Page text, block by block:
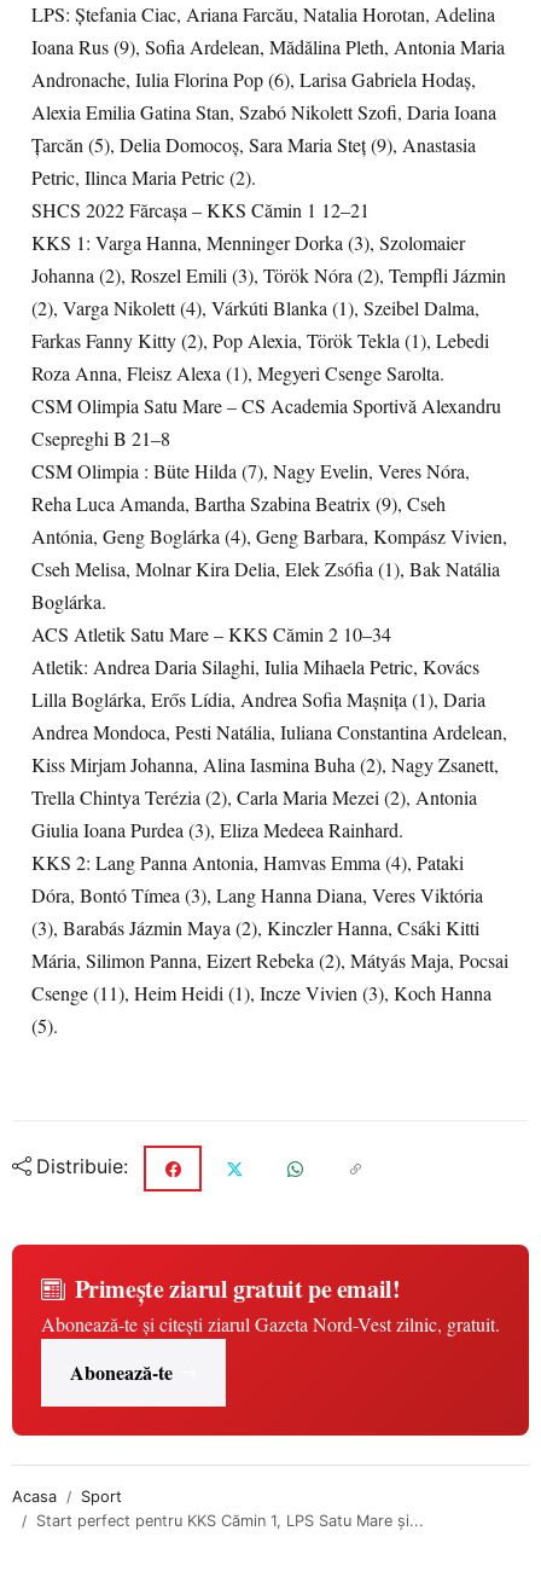
LPS: Ștefania Ciac, Ariana Farcău, Natalia Horotan, Adelina
Ioana Rus (9), Sofia Ardelean, Mădălina Pleth, Antonia Maria
Andronache, Iulia Florina Pop (6), Larisa Gabriela Hodaș,
Alexia Emilia Gatina Stan, Szabó Nikolett Szofi, Daria Ioana
Țarcăn (5), Delia Domocoș, Sara Maria Steț (9), Anastasia
Petric, Ilinca Maria Petric (2).
SHCS 2022 Fărcașa – KKS Cămin 1 12–21
KKS 1: Varga Hanna, Menninger Dorka (3), Szolomaier
Johanna (2), Roszel Emili (3), Török Nóra (2), Tempfli Jázmin
(2), Varga Nikolett (4), Várkúti Blanka (1), Szeibel Dalma,
Farkas Fanny Kitty (2), Pop Alexia, Török Tekla (1), Lebedi
Roza Anna, Fleisz Alexa (1), Megyeri Csenge Sarolta.
CSM Olimpia Satu Mare – CS Academia Sportivă Alexandru
Csepreghi B 21–8
CSM Olimpia : Büte Hilda (7), Nagy Evelin, Veres Nóra,
Reha Luca Amanda, Bartha Szabina Beatrix (9), Cseh
Antónia, Geng Boglárka (4), Geng Barbara, Kompász Vivien,
Cseh Melisa, Molnar Kira Delia, Elek Zsófia (1), Bak Natália
Boglárka.
ACS Atletik Satu Mare – KKS Cămin 2 10–34
Atletik: Andrea Daria Silaghi, Iulia Mihaela Petric, Kovács
Lilla Boglárka, Erős Lídia, Andrea Sofia Mașnița (1), Daria
Andrea Mondoca, Pesti Natália, Iuliana Constantina Ardelean,
Kiss Mirjam Johanna, Alina Iasmina Buha (2), Nagy Zsanett,
Trella Chintya Terézia (2), Carla Maria Mezei (2), Antonia
Giulia Ioana Purdea (3), Eliza Medeea Rainhard.
KKS 2: Lang Panna Antonia, Hamvas Emma (4), Pataki
Dóra, Bontó Tímea (3), Lang Hanna Diana, Veres Viktória
(3), Barabás Jázmin Maya (2), Kinczler Hanna, Csáki Kitti
Mária, Silimon Panna, Eizert Rebeka (2), Mátyás Maja, Pocsai
Csenge (11), Heim Heidi (1), Incze Vivien (3), Koch Hanna
(5).
Distribuie:
Primește ziarul gratuit pe email!
Abonează-te și citești ziarul Gazeta Nord-Vest zilnic, gratuit.
Abonează-te
Acasa
Sport
Start perfect pentru KKS Cămin 1, LPS Satu Mare și...